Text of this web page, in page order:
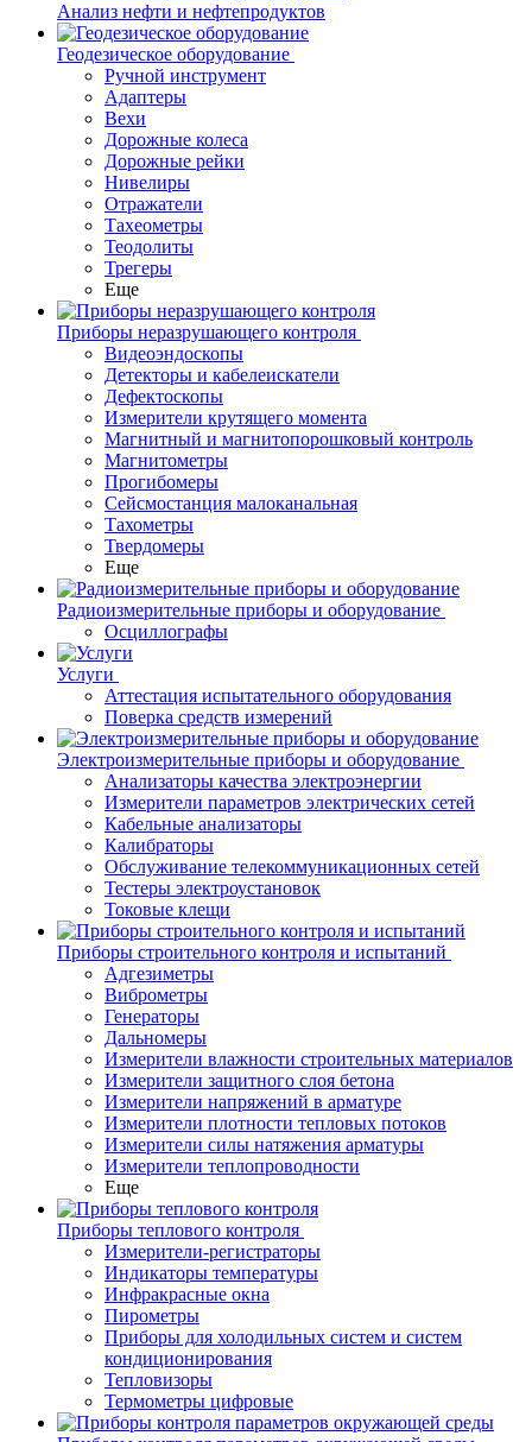
Анализ нефти и нефтепродуктов
Геодезическое оборудование
Ручной инструмент
Адаптеры
Вехи
Дорожные колеса
Дорожные рейки
Нивелиры
Отражатели
Тахеометры
Теодолиты
Трегеры
Еще
Приборы неразрушающего контроля
Видеоэндоскопы
Детекторы и кабелеискатели
Дефектоскопы
Измерители крутящего момента
Магнитный и магнитопорошковый контроль
Магнитометры
Прогибомеры
Сейсмостанция малоканальная
Тахометры
Твердомеры
Еще
Радиоизмерительные приборы и оборудование
Осциллографы
Услуги
Аттестация испытательного оборудования
Поверка средств измерений
Электроизмерительные приборы и оборудование
Анализаторы качества электроэнергии
Измерители параметров электрических сетей
Кабельные анализаторы
Калибраторы
Обслуживание телекоммуникационных сетей
Тестеры электроустановок
Токовые клещи
Приборы строительного контроля и испытаний
Адгезиметры
Виброметры
Генераторы
Дальномеры
Измерители влажности строительных материалов
Измерители защитного слоя бетона
Измерители напряжений в арматуре
Измерители плотности тепловых потоков
Измерители силы натяжения арматуры
Измерители теплопроводности
Еще
Приборы теплового контроля
Измерители-регистраторы
Индикаторы температуры
Инфракрасные окна
Пирометры
Приборы для холодильных систем и систем
кондиционирования
Тепловизоры
Термометры цифровые